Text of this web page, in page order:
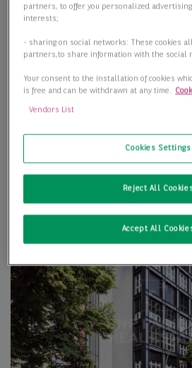
partners, to offer you personalized
interests;
- sharing on social networks: These cookies
partners,to share information with the social
Your consent to the installation of cookies
is free and can be withdrawn at any time.
Vendors List
Cookies Settings
Reject All
Accept All